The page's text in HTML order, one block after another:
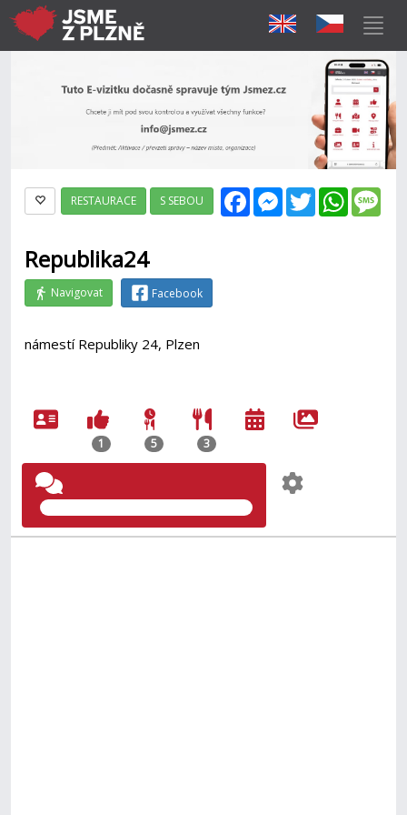
FacebookMessenger
Twitter
RESTAURACE S SEBOU
Republika24
Navigovat Facebook
námestí Republiky 24, Plzen
1 5 3